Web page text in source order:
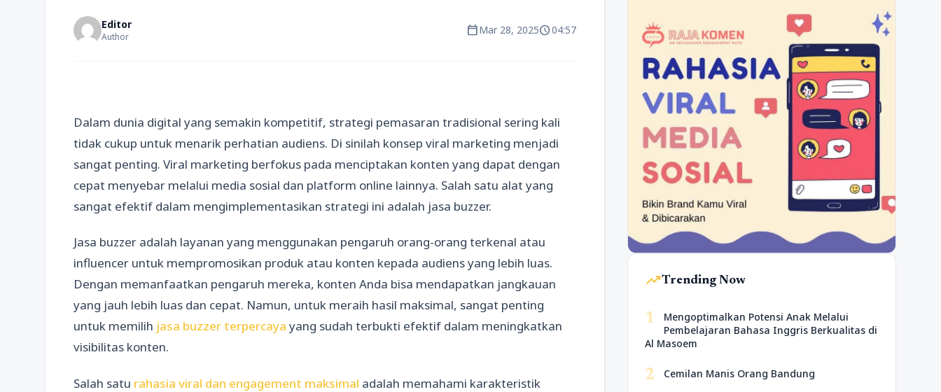
Editor
Author calendar_todayMar 28, 2025schedule04:57
Dalam dunia digital yang semakin kompetitif, strategi pemasaran tradisional sering kali
tidak cukup untuk menarik perhatian audiens. Di sinilah konsep viral marketing menjadi
sangat penting. Viral marketing berfokus pada menciptakan konten yang dapat dengan
cepat menyebar melalui media sosial dan platform online lainnya. Salah satu alat yang
sangat efektif dalam mengimplementasikan strategi ini adalah jasa buzzer.
Jasa buzzer adalah layanan yang menggunakan pengaruh orang-orang terkenal atau
influencer untuk mempromosikan produk atau konten kepada audiens yang lebih luas.
Dengan memanfaatkan pengaruh mereka, konten Anda bisa mendapatkan jangkauan
yang jauh lebih luas dan cepat. Namun, untuk meraih hasil maksimal, sangat penting
untuk memilih jasa buzzer terpercaya yang sudah terbukti efektif dalam meningkatkan
visibilitas konten.
Salah satu rahasia viral dan engagement maksimal adalah memahami karakteristik
trending_upTrending Now
1
Mengoptimalkan Potensi Anak Melalui
Pembelajaran Bahasa Inggris Berkualitas di
Al Masoem
2 Cemilan Manis Orang Bandung